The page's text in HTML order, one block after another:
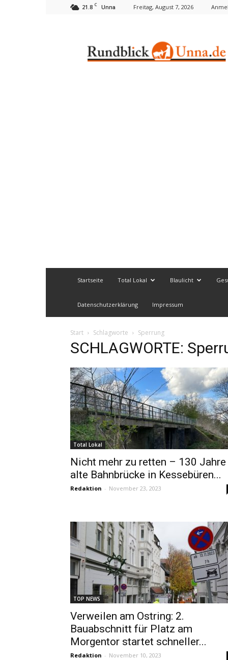
21.8 C Unna Freitag, August 7, 2026
Startseite Total Lokal Blaulicht
Datenschutzerklärung Impressum
Start Schlagworte Sperrung
SCHLAGWORTE:
Total Lokal
Nicht mehr zu retten – 130 Jahre
alte Bahnbrücke in Kessebüren...
Redaktion - November 23, 2023
TOP NEWS
Verweilen am Ostring: 2.
Bauabschnitt für Platz am
Morgentor startet schneller...
Redaktion - November 10, 2023